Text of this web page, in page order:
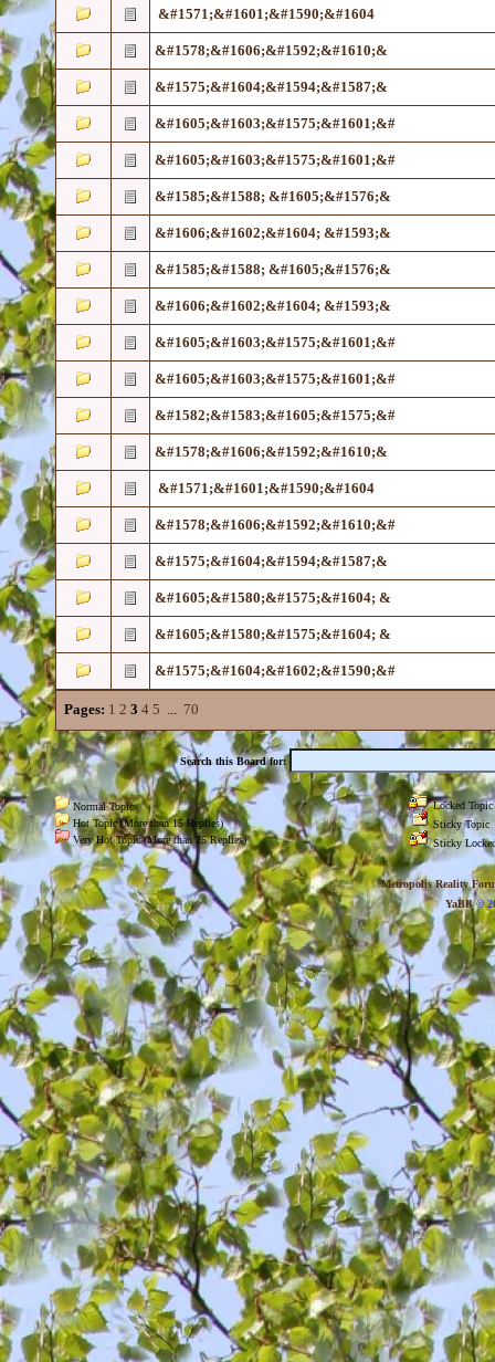
&#1571;&#1601;&#1590;&#1604
&#1578;&#1606;&#1592;&#1610;&
&#1575;&#1604;&#1594;&#1587;&
&#1605;&#1603;&#1575;&#1601;&#
&#1605;&#1603;&#1575;&#1601;&#
&#1585;&#1588; &#1605;&#1576;&
&#1606;&#1602;&#1604; &#1593;&
&#1585;&#1588; &#1605;&#1576;&
&#1606;&#1602;&#1604; &#1593;&
&#1605;&#1603;&#1575;&#1601;&#
&#1605;&#1603;&#1575;&#1601;&#
&#1582;&#1583;&#1605;&#1575;&#
&#1578;&#1606;&#1592;&#1610;&
&#1571;&#1601;&#1590;&#1604
&#1578;&#1606;&#1592;&#1610;&#
&#1575;&#1604;&#1594;&#1587;&
&#1605;&#1580;&#1575;&#1604; &
&#1605;&#1580;&#1575;&#1604; &
&#1575;&#1604;&#1602;&#1590;&#
Pages: 1 2 3 4 5 ... 70
Search this Board for:
Normal Topic
Hot Topic (More than 15 Replies)
Very Hot Topic (More than 25 Replies)
Locked Topic
Sticky Topic
Sticky
Metropolis Reality
YaBB©